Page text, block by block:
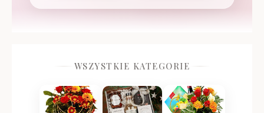
WSZYSTKIE KATEGORIE